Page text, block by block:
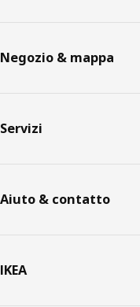
Negozio & mappa
Servizi
Aiuto & contatto
IKEA